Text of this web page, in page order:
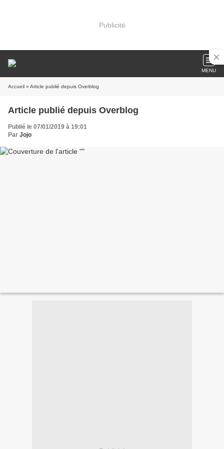
Publicité
MENU
Accueil » Article publié depuis Overblog
Article publié depuis Overblog
Publié le 07/01/2019 à 19:01
Par Jojo